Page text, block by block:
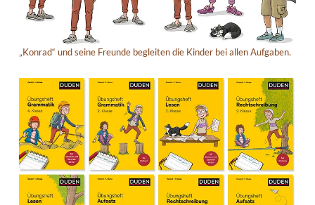
„Konrad“ und seine Freunde begleiten die Kinder bei allen Aufgaben.